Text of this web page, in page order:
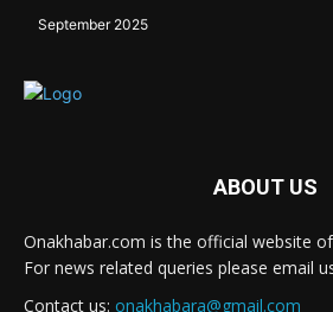
September 2025
ABOUT US
Onakhabar.com is the official website
For news related queries please email
Contact us: onakhabara@gmail.com